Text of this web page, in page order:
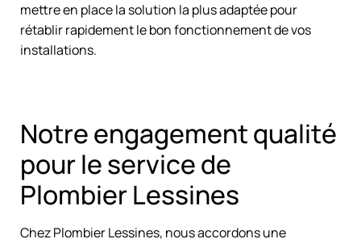
mettre en place la solution la plus adaptée pour
rétablir rapidement le bon fonctionnement de vos
installations.
Notre engagement qualité
pour le service de
Plombier Lessines
Chez Plombier Lessines, nous accordons une